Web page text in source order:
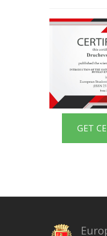
GET